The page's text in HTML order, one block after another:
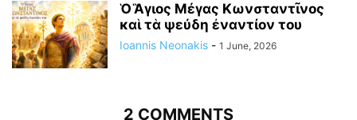
Ὁ Ἃγιος Μέγας Κωνσταντῖνος
καὶ τὰ ψεύδη ἐναντίον του
Ioannis Neonakis - 1 June, 2026
2 COMMENTS